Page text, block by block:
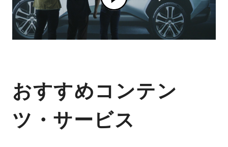
おすすめコンテン
ツ・サービス